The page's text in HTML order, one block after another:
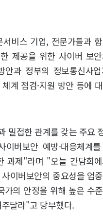
비스 기업, 전문가들과
제공을 위한 사이버 보
안과 정부의 정보통신사
계 점검·지원 방안 등에
밀접한 관계를 갖는 주요
이버보안 예방·대응체계
과제"라며 "오늘 간담회
이버보안의 중요성을 엄
가의 안정을 위해 높은 수
달라"고 당부했다.